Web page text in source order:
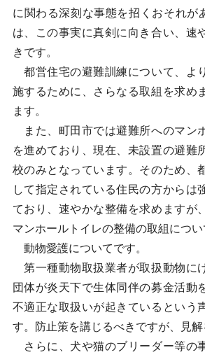
に関わる深刻な事態を招くおそれが
は、この事実に真剣に向き合い、速
きです。
都営住宅の避難訓練について、よ
施するために、さらなる取組を求め
ます。
また、町田市では避難所へのマン
を進めており、現在、未設置の避難
校のみとなっています。そのため、
して指定されている住民の方からは
ており、速やかな整備を求めますが
マンホールトイレの整備の取組につい
動物愛護についてです。
第一種動物取扱業者が取扱動物に
団体が炎天下で生体同伴の募金活動
不適正な取扱いが起きているという
す。防止策を講じるべきですが、見解
さらに、犬や猫のブリーダー等の